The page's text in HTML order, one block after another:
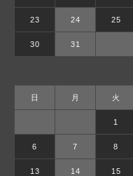
23 24 25
30 31
日 月 火
1
6 7 8
13 14 15